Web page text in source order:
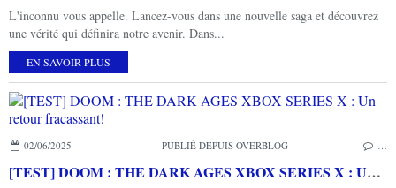
L'inconnu vous appelle. Lancez-vous dans une nouvelle saga et découvrez
une vérité qui définira notre avenir. Dans...
EN SAVOIR PLUS
02/06/2025 PUBLIÉ DEPUIS OVERBLOG
[TEST] DOOM : THE DARK AGES XBOX SERIES X : Un retour fracassant!